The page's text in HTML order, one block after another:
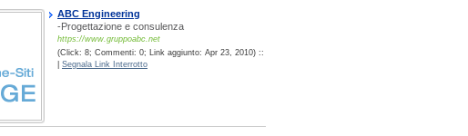
ABC Engineering
-Progettazione e consulenza
https://www.gruppoabc.net
(Click: 8; Commenti: 0; Link aggiunto: Apr 23, 2010) ::
Segnala Link Interrotto